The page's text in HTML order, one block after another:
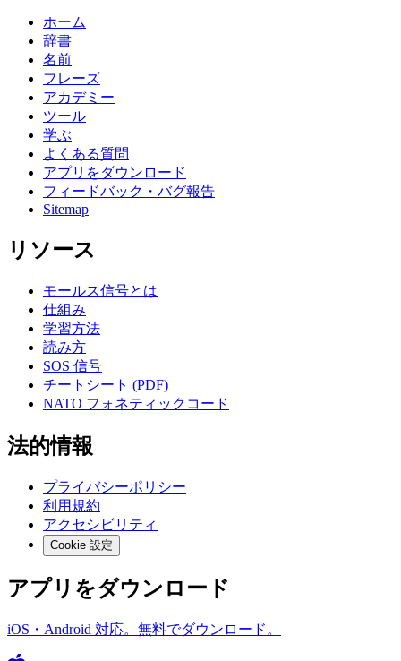
ホーム
辞書
名前
フレーズ
アカデミー
ツール
学ぶ
よくある質問
アプリをダウンロード
フィードバック・バグ報告
Sitemap
リソース
モールス信号とは
仕組み
学習方法
読み方
SOS 信号
チートシート (PDF)
NATO フォネティックコード
法的情報
プライバシーポリシー
利用規約
アクセシビリティ
Cookie 設定
アプリをダウンロード
iOS・Android 対応。無料でダウンロード。